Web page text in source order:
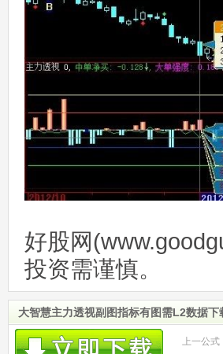
好股网
投资需谨慎。
大智慧主力透视副图指标有图需L2数据下
上一公式